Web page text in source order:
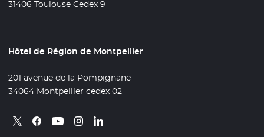
31406 Toulouse Cedex 9
Hôtel de Région de Montpellier
201 avenue de la Pompignane
34064 Montpellier cedex 02
Retrouvez nous sur X
- Nouvelle fenêtre
Retrouvez nous sur Facebook
- Nouvelle fenêtre
Retrouvez nous sur Youtube
- Nouvelle fenêtre
Retrouvez nous sur Instagram
- Nouvelle fenêtre
Retrouvez nous sur Linkedin
- Nouvelle fenêtre